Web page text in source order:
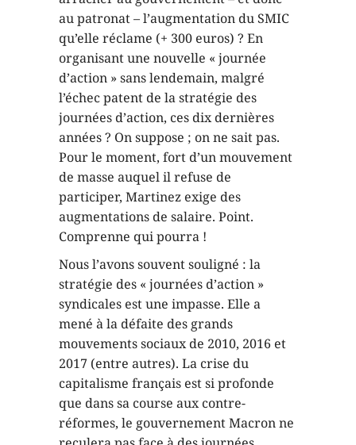
au patronat – l’augmentation du SMIC
qu’elle réclame (+ 300 euros) ? En
organisant une nouvelle « journée
d’action » sans lendemain, malgré
l’échec patent de la stratégie des
journées d’action, ces dix dernières
années ? On suppose ; on ne sait pas.
Pour le moment, fort d’un mouvement
de masse auquel il refuse de
participer, Martinez exige des
augmentations de salaire. Point.
Comprenne qui pourra !
Nous l’avons souvent souligné : la
stratégie des « journées d’action »
syndicales est une impasse. Elle a
mené à la défaite des grands
mouvements sociaux de 2010, 2016 et
2017 (entre autres). La crise du
capitalisme français est si profonde
que dans sa course aux contre-
réformes, le gouvernement Macron ne